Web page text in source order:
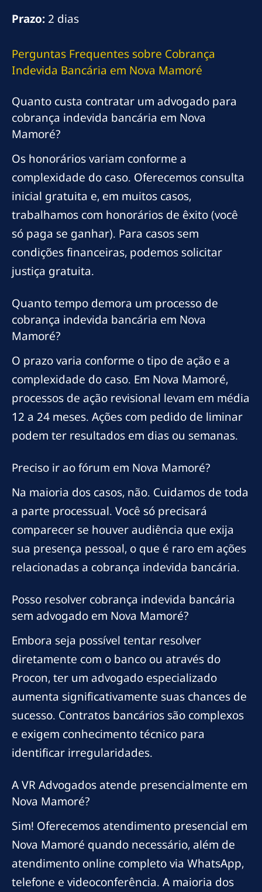
Prazo: 2 dias
Perguntas Frequentes sobre Cobrança
Indevida Bancária em Nova Mamoré
Quanto custa contratar um advogado para
cobrança indevida bancária em Nova
Mamoré?
Os honorários variam conforme a
complexidade do caso. Oferecemos consulta
inicial gratuita e, em muitos casos,
trabalhamos com honorários de êxito (você
só paga se ganhar). Para casos sem
condições financeiras, podemos solicitar
justiça gratuita.
Quanto tempo demora um processo de
cobrança indevida bancária em Nova
Mamoré?
O prazo varia conforme o tipo de ação e a
complexidade do caso. Em Nova Mamoré,
processos de ação revisional levam em média
12 a 24 meses. Ações com pedido de liminar
podem ter resultados em dias ou semanas.
Preciso ir ao fórum em Nova Mamoré?
Na maioria dos casos, não. Cuidamos de toda
a parte processual. Você só precisará
comparecer se houver audiência que exija
sua presença pessoal, o que é raro em ações
relacionadas a cobrança indevida bancária.
Posso resolver cobrança indevida bancária
sem advogado em Nova Mamoré?
Embora seja possível tentar resolver
diretamente com o banco ou através do
Procon, ter um advogado especializado
aumenta significativamente suas chances de
sucesso. Contratos bancários são complexos
e exigem conhecimento técnico para
identificar irregularidades.
A VR Advogados atende presencialmente em
Nova Mamoré?
Sim! Oferecemos atendimento presencial em
Nova Mamoré quando necessário, além de
atendimento online completo via WhatsApp,
telefone e videoconferência. A maioria dos